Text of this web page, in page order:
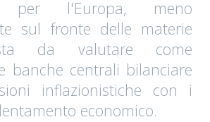
per l'Europa, meno
sul fronte delle materie
da valutare come
banche centrali bilanciare
inflazionistiche con i
economico.